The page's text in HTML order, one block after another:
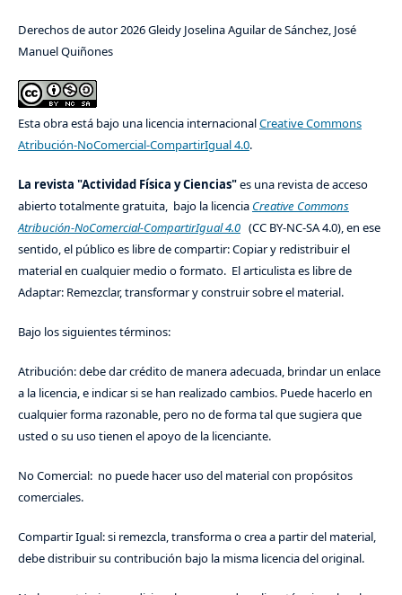
Derechos de autor 2026 Gleidy Joselina Aguilar de Sánchez, José
Manuel Quiñones
Esta obra está bajo una licencia internacionalCreative Commons
Atribución-NoComercial-CompartirIgual 4.0.
La revista "Actividad Física y Ciencias"es una revista de acceso
abierto totalmente gratuita, bajo la licencia Creative Commons
Atribución-NoComercial-CompartirIgual 4.0(CC BY-NC-SA 4.0), en ese
sentido, el público es libre de compartir: Copiar y redistribuir el
material en cualquier medio o formato. El articulista es libre de
Adaptar: Remezclar, transformar y construir sobre el material.
Bajo los siguientes términos:
Atribución: debe dar crédito de manera adecuada, brindar un enlace
a la licencia, e indicar si se han realizado cambios. Puede hacerlo en
cualquier forma razonable, pero no de forma tal que sugiera que
usted o su uso tienen el apoyo de la licenciante.
No Comercial: no puede hacer uso del material con propósitos
comerciales.
Compartir Igual: si remezcla, transforma o crea a partir del material,
debe distribuir su contribución bajo la misma licencia del original.